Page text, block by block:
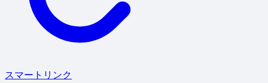
スマートリンク